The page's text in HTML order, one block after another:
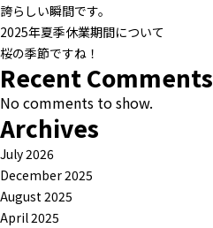
誇らしい瞬間です。
2025年夏季休業期間について
桜の季節ですね！
Recent Comments
No comments to show.
Archives
July 2026
December 2025
August 2025
April 2025